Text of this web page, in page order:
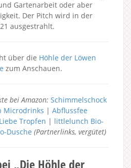
Gartenarbeit oder aber
Der Pitch wird in der
ausgestrahlt.
über die Höhle der Löwen
zum Anschauen.
bei Amazon: Schimmelschock
Microdrinks | Abflussfee
Tropfen | littlelunch Bio-
Dusche (Partnerlinks, vergütet)
„Die Höhle der